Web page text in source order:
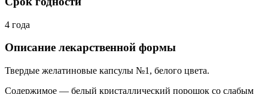
4 года
Описание лекарственной формы
Твердые желатиновые капсулы №1, белого цвета.
Содержимое — белый кристаллический порошок со слабым